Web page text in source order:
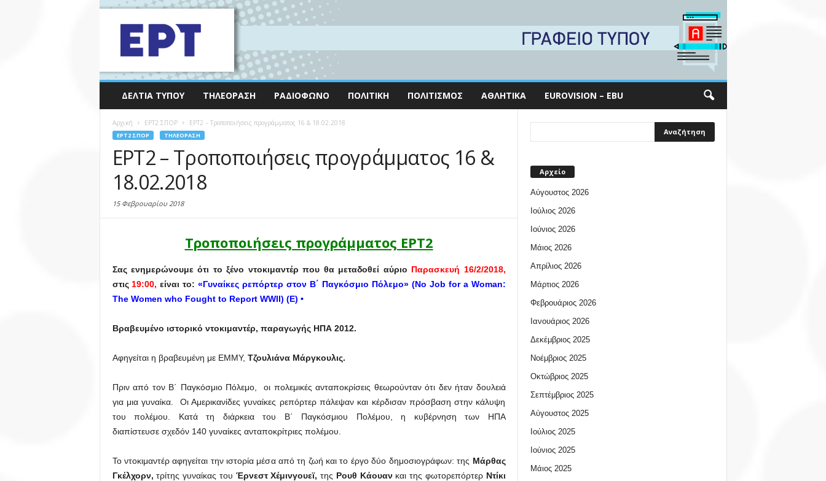
ΔΕΛΤΊΑ ΤΎΠΟΥ ΤΗΛΕΌΡΑΣΗ ΡΑΔΙΌΦΩΝΟ ΠΟΛΙΤΙΚΉ ΠΟΛΙΤΙΣΜΌΣ ΑΘΛΗΤΙΚΆ EUROVISION – EBU
Αρχική EΡΤ2 ΣΠΟΡ ΕΡΤ2 – Τροποποιήσεις προγράμματος 16 & 18.02.2018
EΡΤ2 ΣΠΟΡ ΤΗΛΕΌΡΑΣΗ
ΕΡΤ2 – Τροποποιήσεις προγράμματος 16 &
18.02.2018
15 Φεβρουαρίου 2018
Τροποποιήσεις προγράμματος ΕΡΤ2
Σας ενημερώνουμε ότι το ξένο ντοκιμαντέρ που θα μεταδοθεί αύριο Παρασκευή 16/2/2018,
στις 19:00, είναιτο: «Γυναίκες ρεπόρτερ στον Β΄ Παγκόσμιο Πόλεμο» (No Job for a Woman:
The Women who Fought to Report WWII) (Ε) •
Βραβευμένο ιστορικό ντοκιμαντέρ, παραγωγής ΗΠΑ 2012.
Αφηγείται η βραβευμένη με ΕΜΜΥ, Τζουλιάνα Μάργκουλις.
Πριν από τον Β΄ Παγκόσμιο Πόλεμο, οι πολεμικές ανταποκρίσεις θεωρούνταν ότι δεν ήταν δουλειά
για μια γυναίκα. Οι Αμερικανίδες γυναίκες ρεπόρτερ πάλεψαν και κέρδισαν πρόσβαση στην κάλυψη
του πολέμου. Κατά τη διάρκεια του Β΄ Παγκόσμιου Πολέμου, η κυβέρνηση των ΗΠΑ
διαπίστευσε σχεδόν 140 γυναίκες ανταποκρίτριες πολέμου.
Το ντοκιμαντέρ αφηγείται την ιστορία μέσα από τη ζωή και το έργο δύο δημοσιογράφων: της Μάρθας
Γκέλχορν, τρίτης γυναίκας του Έρνεστ Χέμινγουεϊ, της Ρουθ Κάουανκαι της φωτορεπόρτερ Ντίκι
Αρχείο
Αύγουστος 2026
Ιούλιος 2026
Ιούνιος 2026
Μάιος 2026
Απρίλιος 2026
Μάρτιος 2026
Φεβρουάριος 2026
Ιανουάριος 2026
Δεκέμβριος 2025
Νοέμβριος 2025
Οκτώβριος 2025
Σεπτέμβριος 2025
Αύγουστος 2025
Ιούλιος 2025
Ιούνιος 2025
Μάιος 2025